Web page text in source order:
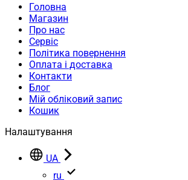
Головна
Магазин
Про нас
Сервіс
Політика повернення
Оплата і доставка
Контакти
Блог
Мій обліковий запис
Кошик
Налаштування
UA
ru